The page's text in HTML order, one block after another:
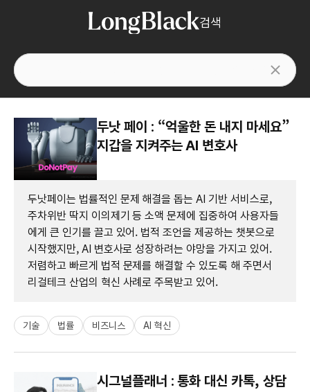
검색
두낫 페이 : “억울한 돈 내지 마세요”
지갑을 지켜주는 AI 변호사
두낫페이는 법률적인 문제 해결을 돕는 AI 기반 서비스로,
주차위반 딱지 이의제기 등 소액 문제에 집중하여 사용자들
에게 큰 인기를 끌고 있어. 법적 조언을 제공하는 챗봇으로
시작했지만, AI 변호사로 성장하려는 야망을 가지고 있어.
저렴하고 빠르게 법적 문제를 해결할 수 있도록 해 주면서
리걸테크 산업의 혁신 사례로 주목받고 있어.
기술 법률 비즈니스 AI 혁신
시그널플래너 : 통화 대신 카톡, 상담